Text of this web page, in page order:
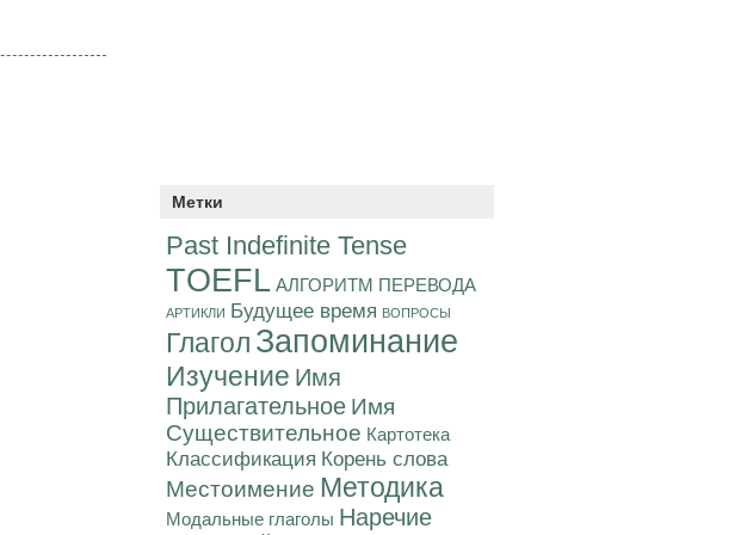
Метки
Past Indefinite Tense
TOEFL АЛГОРИТМ ПЕРЕВОДА
АРТИКЛИ Будущее время ВОПРОСЫ
Глагол Запоминание
Изучение Имя
Прилагательное Имя
Существительное Картотека
Классификация Корень слова
Местоимение Методика
Модальные глаголы Наречие